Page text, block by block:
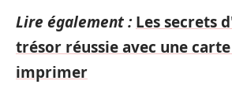
Lire également : Les secrets
trésor réussie avec une
imprimer